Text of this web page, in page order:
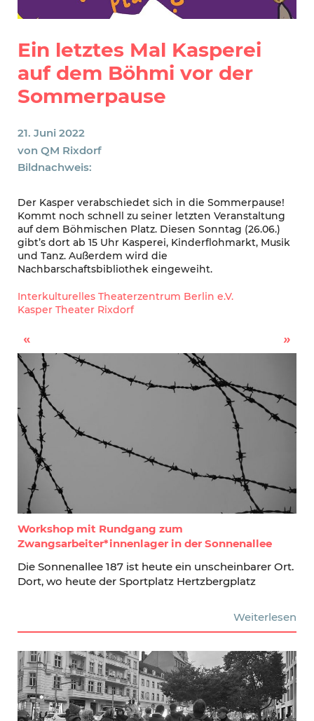
Ein letztes Mal Kasperei
auf dem Böhmi vor der
Sommerpause
21. Juni 2022
von QM Rixdorf
Bildnachweis:
Der Kasper verabschiedet sich in die Sommerpause!
Kommt noch schnell zu seiner letzten Veranstaltung
auf dem Böhmischen Platz. Diesen Sonntag (26.06.)
gibt’s dort ab 15 Uhr Kasperei, Kinderflohmarkt, Musik
und Tanz. Außerdem wird die
Nachbarschaftsbibliothek eingeweiht.
Interkulturelles Theaterzentrum Berlin e.V.
Kasper Theater Rixdorf
Workshop mit Rundgang zum
Zwangsarbeiter*innenlager in der Sonnenallee
Die Sonnenallee 187 ist heute ein unscheinbarer Ort.
Dort, wo heute der Sportplatz Hertzbergplatz
Weiterlesen